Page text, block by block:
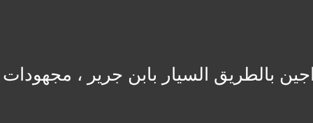
بالطريق السيار بابن جرير ،